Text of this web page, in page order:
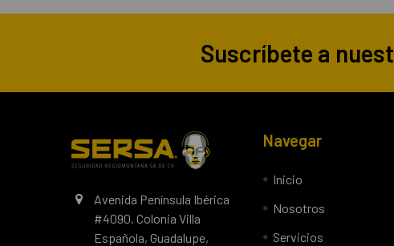
Suscríbete a
Avenida Península Ibérica
#4090, Colonia Villa
Española, Guadalupe,
Navegar
Inicio
Nosotros
Servicios